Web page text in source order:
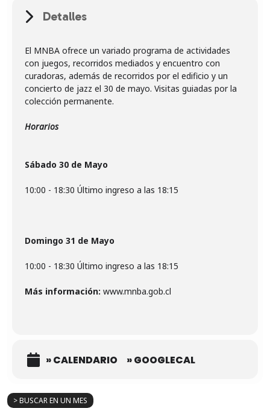
> BUSCAR EN UN MES
Detalles
El MNBA ofrece un variado programa de actividades
con juegos, recorridos mediados y encuentro con
curadoras, además de recorridos por el edificio y un
concierto de jazz el 30 de mayo. Visitas guiadas por la
colección permanente.
Horarios
Sábado 30 de Mayo
10:00 - 18:30 Último ingreso a las 18:15
Domingo 31 de Mayo
10:00 - 18:30 Último ingreso a las 18:15
Más información: www.mnba.gob.cl
» CALENDARIO » GOOGLECAL